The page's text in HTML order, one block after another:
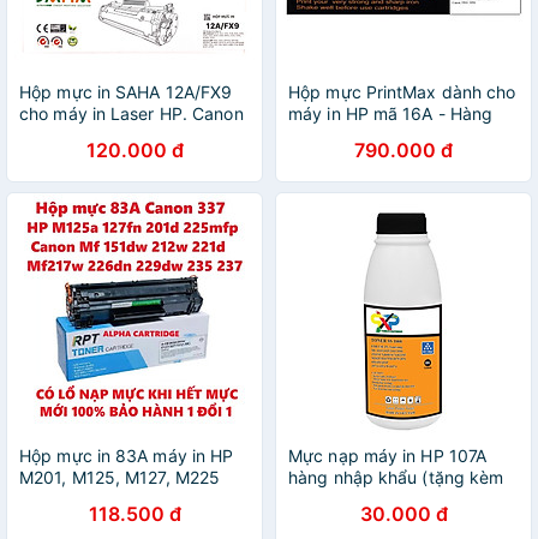
Hộp mực in SAHA 12A/FX9
cho máy in Laser HP. Canon
120.000 đ
Hộp mực PrintMax dành cho
máy in HP mã 16A - Hàng
790.000 đ
Hộp mực in 83A máy in HP
M201, M125, M127, M225
Cartridge118.500 đ
Mực nạp máy in HP 107A
hàng nhập khẩu (tặng kèm
máy in HP 107a, 107w, 135a,
30.000 đ